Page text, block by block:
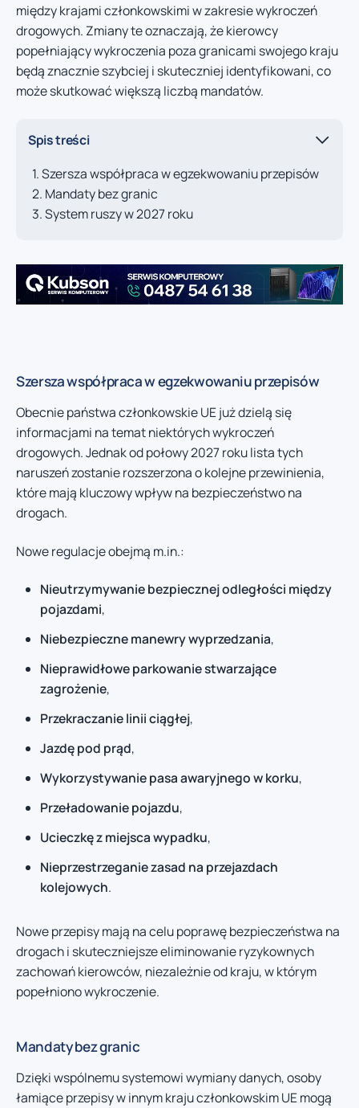
między krajami członkowskimi w zakresie wykroczeń
drogowych. Zmiany te oznaczają, że kierowcy
popełniający wykroczenia poza granicami swojego kraju
będą znacznie szybciej i skuteczniej identyfikowani, co
może skutkować większą liczbą mandatów.
Spis treści
Szersza współpraca w egzekwowaniu przepisów
Mandaty bez granic
System ruszy w 2027 roku
Szersza współpraca w egzekwowaniu przepisów
Obecnie państwa członkowskie UE już dzielą się
informacjami na temat niektórych wykroczeń
drogowych. Jednak od połowy 2027 roku lista tych
naruszeń zostanie rozszerzona o kolejne przewinienia,
które mają kluczowy wpływ na bezpieczeństwo na
drogach.
Nowe regulacje obejmą m.in.:
Nieutrzymywanie bezpiecznej odległości między
pojazdami,
Niebezpieczne manewry wyprzedzania,
Nieprawidłowe parkowanie stwarzające
zagrożenie,
Przekraczanie linii ciągłej,
Jazdę pod prąd,
Wykorzystywanie pasa awaryjnego w korku,
Przeładowanie pojazdu,
Ucieczkę z miejsca wypadku,
Nieprzestrzeganie zasad na przejazdach
kolejowych.
Nowe przepisy mają na celu poprawę bezpieczeństwa na
drogach i skuteczniejsze eliminowanie ryzykownych
zachowań kierowców, niezależnie od kraju, w którym
popełniono wykroczenie.
Mandaty bez granic
Dzięki wspólnemu systemowi wymiany danych, osoby
łamiące przepisy w innym kraju członkowskim UE mogą